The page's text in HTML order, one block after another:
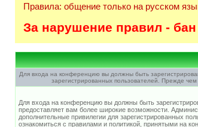
Правила: общение только на русском
За нарушение правил -
Для входа на конференцию вы должны быть
зарегистрированных пользователей. Прежде
Для входа на конференцию вы должны быть
предоставляет вам более широкие возможности.
дополнительные привилегии для зарегистрированных
ознакомиться с правилами и политикой, принятыми на